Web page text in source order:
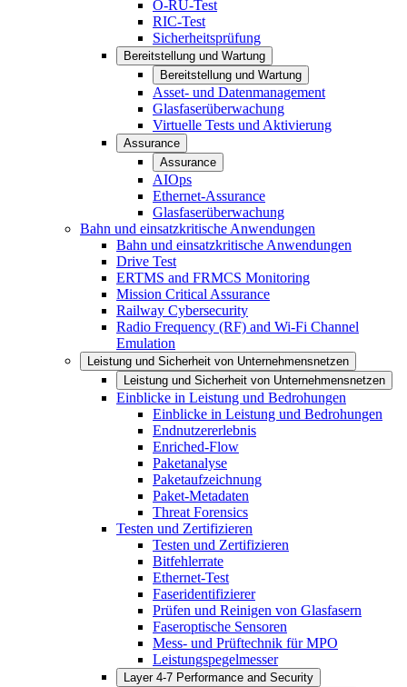
O-RU-Test
RIC-Test
Sicherheitsprüfung
Bereitstellung und Wartung
Bereitstellung und Wartung
Asset- und Datenmanagement
Glasfaserüberwachung
Virtuelle Tests und Aktivierung
Assurance
Assurance
AIOps
Ethernet-Assurance
Glasfaserüberwachung
Bahn und einsatzkritische Anwendungen
Bahn und einsatzkritische Anwendungen
Drive Test
ERTMS and FRMCS Monitoring
Mission Critical Assurance
Railway Cybersecurity
Radio Frequency (RF) and Wi-Fi Channel
Emulation
Leistung und Sicherheit von Unternehmensnetzen
Leistung und Sicherheit von Unternehmensnetzen
Einblicke in Leistung und Bedrohungen
Einblicke in Leistung und Bedrohungen
Endnutzererlebnis
Enriched-Flow
Paketanalyse
Paketaufzeichnung
Paket-Metadaten
Threat Forensics
Testen und Zertifizieren
Testen und Zertifizieren
Bitfehlerrate
Ethernet-Test
Faseridentifizierer
Prüfen und Reinigen von Glasfasern
Faseroptische Sensoren
Mess- und Prüftechnik für MPO
Leistungspegelmesser
Layer 4-7 Performance and Security